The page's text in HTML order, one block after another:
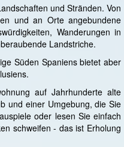
und Stränden. Von
und an Orte angebundene
Wanderungen in
Landstriche.
Süden Spaniens bietet aber
auf Jahrhunderte alte
und einer Umgebung, die Sie
oder lesen Sie einfach
schweifen - das ist Erholung